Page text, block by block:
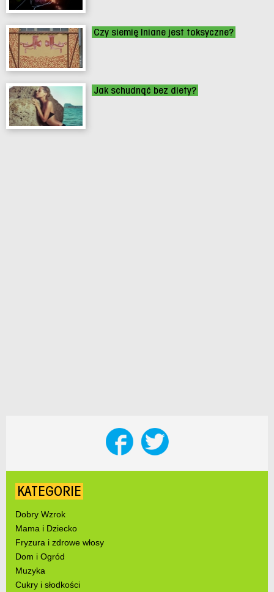
Czy siemię lniane jest toksyczne?
Jak schudnąć bez diety?
KATEGORIE
Dobry Wzrok
Mama i Dziecko
Fryzura i zdrowe włosy
Dom i Ogród
Muzyka
Cukry i słodkości